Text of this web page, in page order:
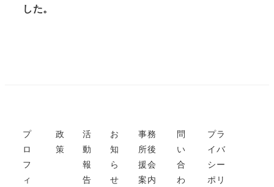
した。
プ
ロ
フ
ィ
政
策
活
動
報
告
お
知
ら
せ
事務
所後
援会
案内
問
い
合
わ
プラ
イバ
シー
ポリ